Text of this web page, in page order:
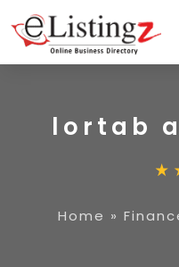
lortab
Home »